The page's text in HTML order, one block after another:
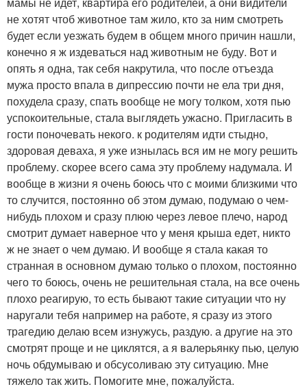
не хотят чтоб животное там жило, кто за ним смотреть
будет если уезжать будем в общем много причин нашли,
конечно я ж издеваться над животным не буду. Вот и
опять я одна, так себя накрутила, что после отъезда
мужа просто впала в дипрессию почти не ела три дня,
похудела сразу, спать вообще не могу толком, хотя пью
успокоительные, стала выглядеть ужасно. Пригласить в
гости поночевать некого. к родителям идти стыдно,
здоровая деваха, я уже изнылась вся им не могу решить
проблему. скорее всего сама эту проблему надумала. И
вообще в жизни я очень боюсь что с моими близкими что
то случится, постоянно об этом думаю, подумаю о чем-
нибудь плохом и сразу плюю через левое плечо, народ
смотрит думает наверное что у меня крыша едет, никто
ж не знает о чем думаю. И вообще я стала какая то
странная в основном думаю только о плохом, постоянно
чего то боюсь, очень не решительная стала, на все очень
плохо реагирую, то есть бывают такие ситуации что ну
наругали тебя например на работе, я сразу из этого
трагедию делаю всем изнужусь, раздую. а другие на это
смотрят проще и не циклятся, а я валерьянку пью, целую
ночь обдумываю и обсусоливаю эту ситуацию. Мне
тяжело так жить. Помогите мне, пожалуйста.